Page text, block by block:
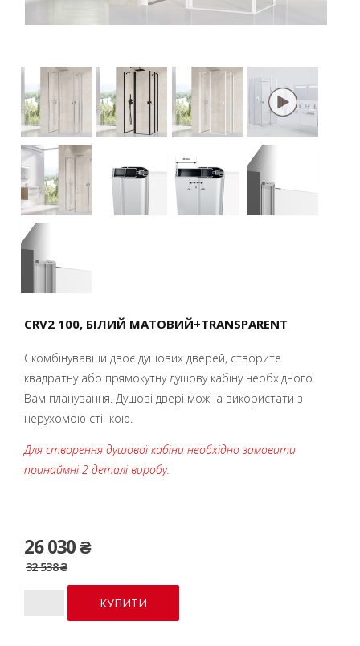
CRV2 100, БІЛИЙ МАТОВИЙ+TRANSPARENT
Скомбінувавши двоє душових дверей, створите
квадратну або прямокутну душову кабіну необхідного
Вам планування. Душові двері можна використати з
нерухомою стінкою.
Для створення душової кабіни необхідно замовити
принаймні 2 деталі виробу.
26 030 ₴
32 538 ₴